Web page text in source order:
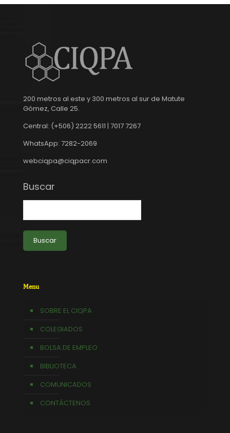
200 metros al este y 300 metros al sur de Matute
Gómez, Calle 25.
Central: (+506) 2222 5611 | 7017 7267
WhatsApp: 7282-2069
webciqpa@ciqpacr.com
Buscar
Buscar
Menu
SOBRE EL CIQPA
COLEGIADOS
BOLSA DE EMPLEO
BIBLIOTECA
COMUNICADOS
CONTÁCTENOS